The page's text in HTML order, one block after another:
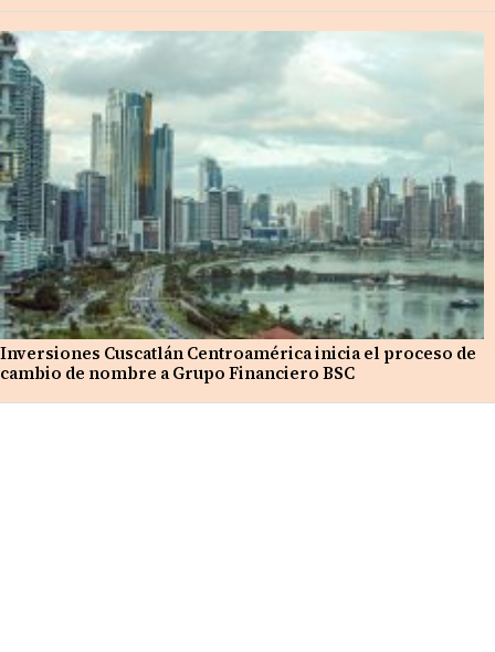
Inversiones Cuscatlán Centroamérica inicia el proceso de
cambio de nombre a Grupo Financiero BSC